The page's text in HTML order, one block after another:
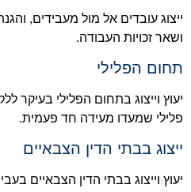
ייצוג עובדים אל מול מעבידים,
ושאר זכויות העבודה.
תחום הפלילי
יעוץ וייצוג בתחום הפלילי בעיקר
פלילי שמעדו מעידה חד פעמית.
ייצוג בבתי הדין הצבאיים
יעוץ וייצוג בבתי הדין הצבאיים